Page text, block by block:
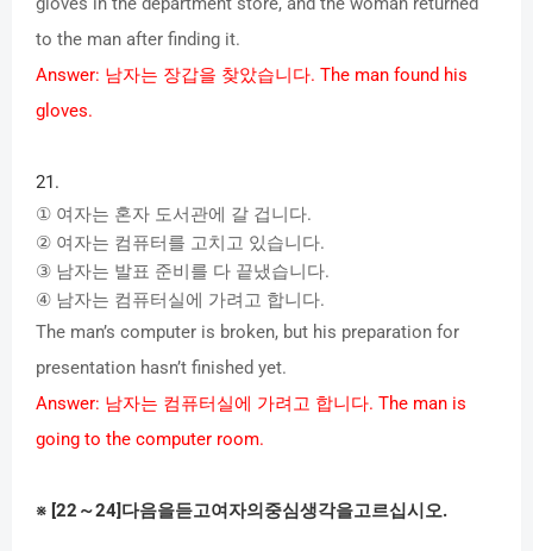
to the man after finding it.
Answer: 남자는 장갑을 찾았습니다. The man found his
gloves.
21.
① 여자는 혼자 도서관에 갈 겁니다.
② 여자는 컴퓨터를 고치고 있습니다.
③ 남자는 발표 준비를 다 끝냈습니다.
④ 남자는 컴퓨터실에 가려고 합니다.
The man’s computer is broken, but his preparation for
presentation hasn’t finished yet.
Answer: 남자는 컴퓨터실에 가려고 합니다. The man is
going to the computer room.
※ [22 ～24] 다음을듣고여자의중심생각을고르십시오.